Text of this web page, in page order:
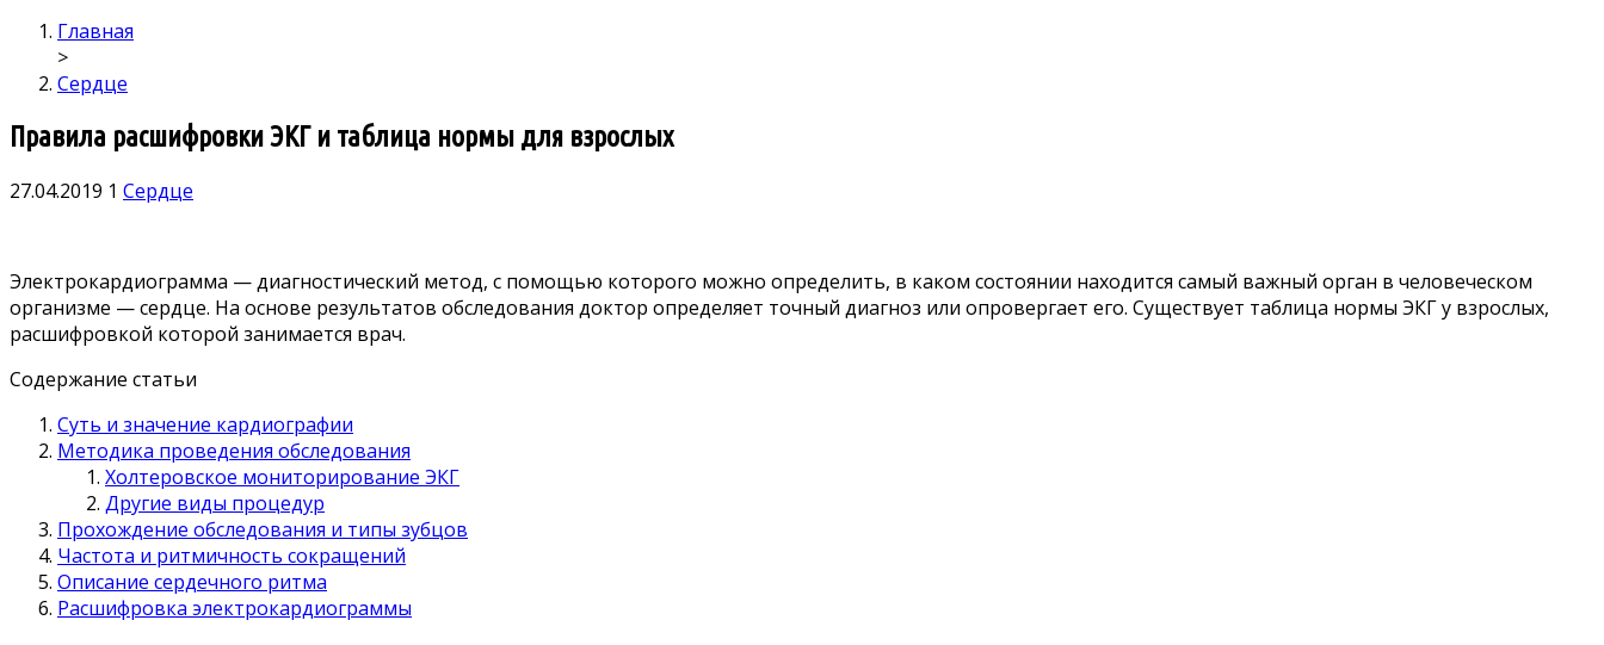
Главная
>
Сердце
Правила расшифровки ЭКГ и таблица нормы для взрослых
27.04.2019 1 Сердце
Электрокардиограмма — диагностический метод, с помощью которого можно определить, в каком состоянии находится самый важный орган в человеческом
организме — сердце. На основе результатов обследования доктор определяет точный диагноз или опровергает его. Существует таблица нормы ЭКГ у взрослых,
расшифровкой которой занимается врач.
Содержание статьи
Суть и значение кардиографии
Методика проведения обследования
Холтеровское мониторирование ЭКГ
Другие виды процедур
Прохождение обследования и типы зубцов
Частота и ритмичность сокращений
Описание сердечного ритма
Расшифровка электрокардиограммы